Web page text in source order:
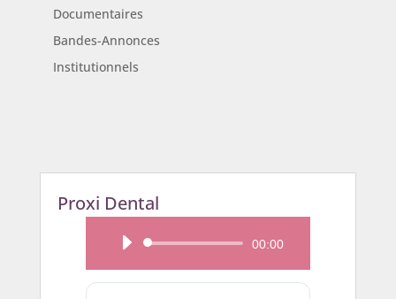
Documentaires
Bandes-Annonces
Institutionnels
Proxi Dental
Lecteur
00:00